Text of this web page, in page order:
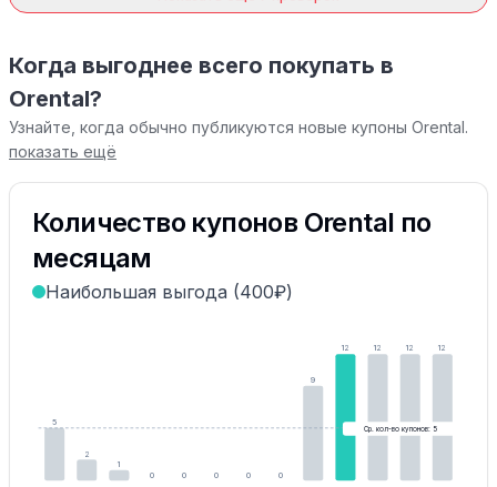
Когда выгоднее всего покупать в
Orental?
Узнайте, когда обычно публикуются новые купоны Orental.
показать ещё
Количество купонов Orental по
месяцам
Наибольшая выгода (400₽)
5
2
1
0 0 0 0 0
9
12 12 12 12
Ср. кол-во купонов: 5